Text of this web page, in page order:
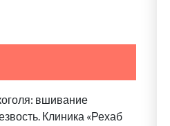
вшивание
Клиника «Рехаб